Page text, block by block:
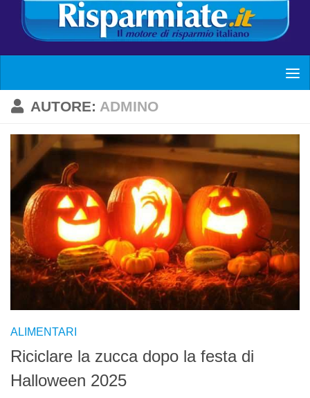
AUTORE: ADMINO
ALIMENTARI
Riciclare la zucca dopo la festa di
Halloween 2025